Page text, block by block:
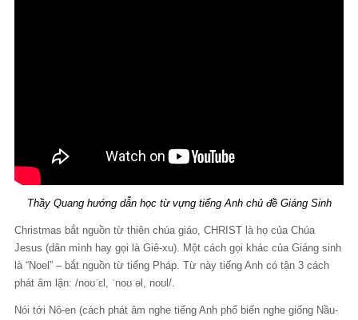
Thầy Quang hướng dẫn học từ vựng tiếng Anh chủ đề Giáng Sinh
Christmas bắt nguồn từ thiên chúa giáo, CHRIST là họ của Chúa
Jesus (dân mình hay gọi là Giê-xu). Một cách gọi khác của Giáng sinh
là “Noel” – bắt nguồn từ tiếng Pháp. Từ này tiếng Anh có tận 3 cách
phát âm lận: /noʊˈɛl, ˈnoʊ əl, noʊl/.
Nói tới Nô-en (cách phát âm nghe tiếng Anh phổ biến nghe giống Nầu-